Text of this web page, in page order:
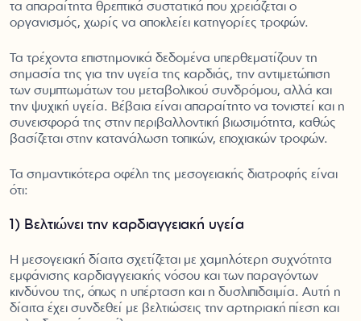
τα απαραίτητα θρεπτικά συστατικά που χρειάζεται ο
οργανισμός, χωρίς να αποκλείει κατηγορίες τροφών.
Τα τρέχοντα επιστημονικά δεδομένα υπερθεματίζουν τη
σημασία της για την υγεία της καρδιάς, την αντιμετώπιση
των συμπτωμάτων του μεταβολικού συνδρόμου, αλλά και
την ψυχική υγεία. Βέβαια είναι απαραίτητο να τονιστεί και η
συνεισφορά της στην περιβαλλοντική βιωσιμότητα, καθώς
βασίζεται στην κατανάλωση τοπικών, εποχιακών τροφών.
Τα σημαντικότερα οφέλη της μεσογειακής διατροφής είναι
ότι:
1) Βελτιώνει την καρδιαγγειακή υγεία
Η μεσογειακή δίαιτα σχετίζεται με χαμηλότερη συχνότητα
εμφάνισης καρδιαγγειακής νόσου και των παραγόντων
κινδύνου της, όπως η υπέρταση και η δυσλιπιδαιμία. Αυτή η
δίαιτα έχει συνδεθεί με βελτιώσεις την αρτηριακή πίεση και